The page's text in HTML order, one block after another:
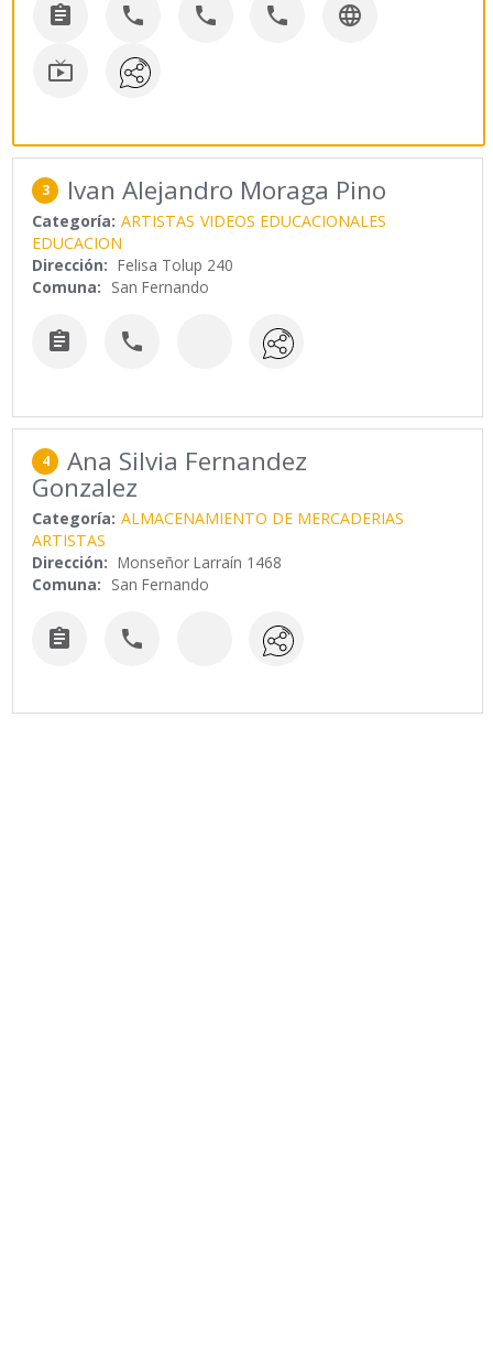
    

3 Ivan Alejandro Moraga Pino
Categoría: ARTISTAS VIDEOS EDUCACIONALES
EDUCACION
Dirección: Felisa Tolup 240
Comuna: San Fernando
 
4 Ana Silvia Fernandez
Gonzalez
Categoría: ALMACENAMIENTO DE MERCADERIAS
ARTISTAS
Dirección: Monseñor Larraín 1468
Comuna: San Fernando
 